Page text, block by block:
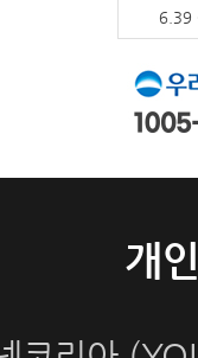
6.39
개